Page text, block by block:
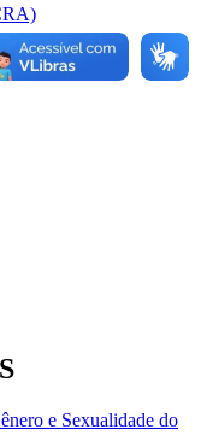
e Sexualidade do